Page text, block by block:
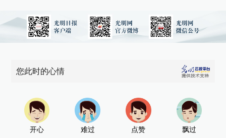
您此时的心情
开心 难过 点赞 飘过